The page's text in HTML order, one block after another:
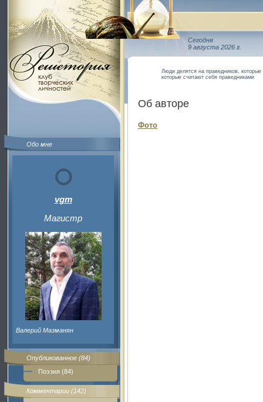
Обо мне
vgm
Магистр
Валерий Мазманян
Опубликованное (84)
Поэзия (84)
Комментарии (142)
Сегодня
9 августа 2026 г.
Люди делятся на праведников,
которые считают себя праведниками
Об авторе
Фото